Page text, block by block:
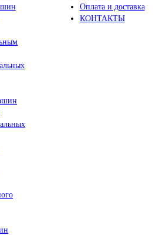
Оплата и доставка
КОНТАКТЫ